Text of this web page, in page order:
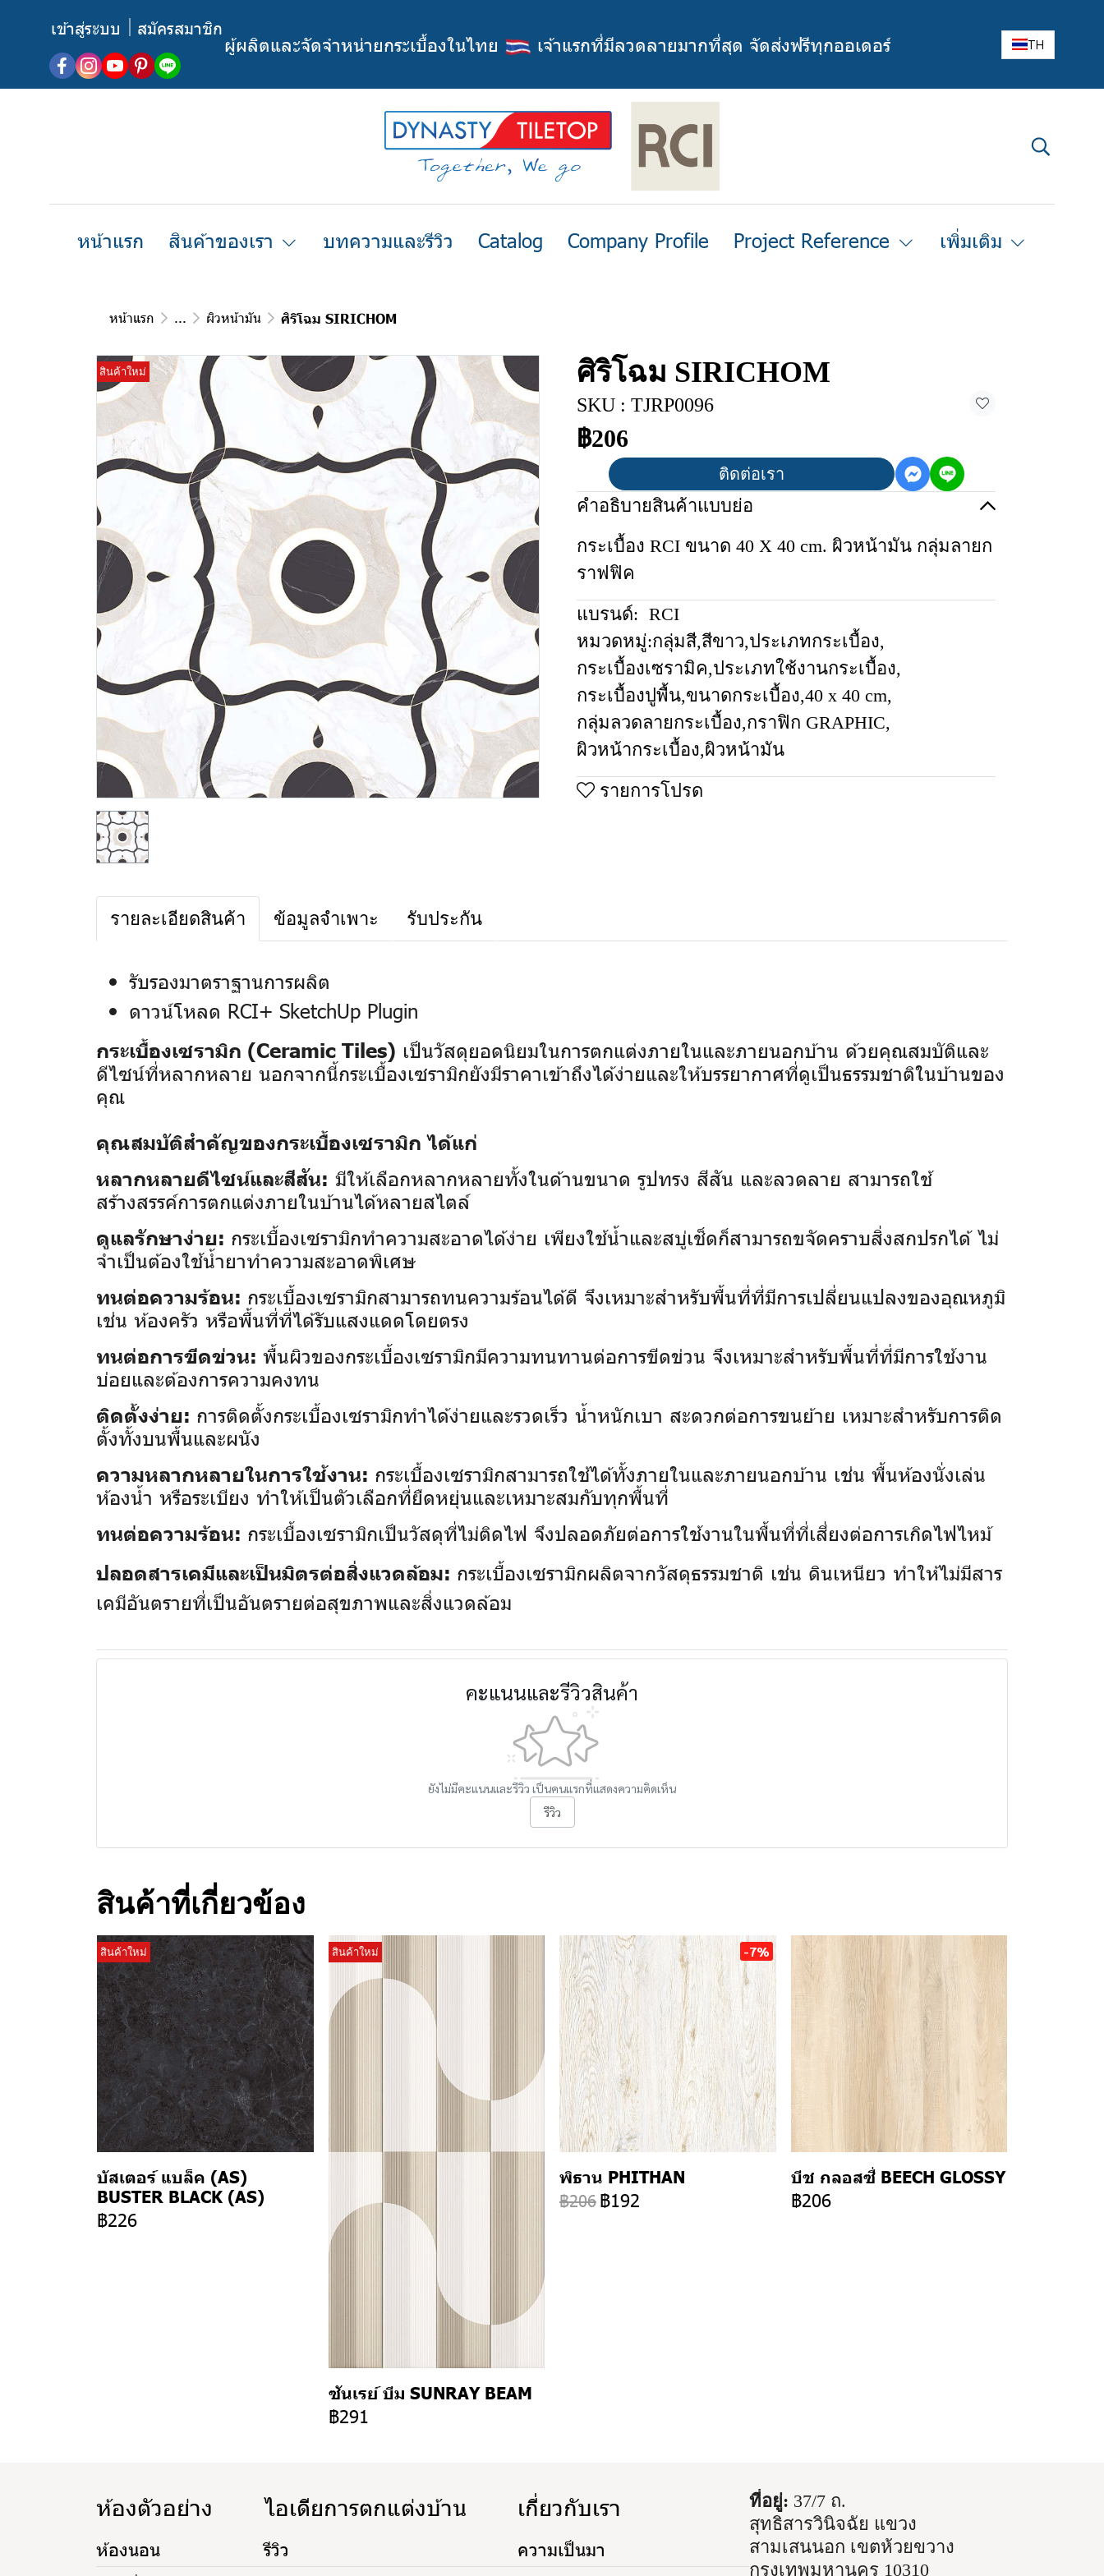
เข้าสู่ระบบ สมัครสมาชิก
ผู้ผลิตและจัดจำหน่ายกระเบื้องในไทย เจ้าแรกที่มีลวดลายมากที่สุด จัดส่งฟรีทุกออเดอร์ TH
หน้าแรก สินค้าของเรา บทความและรีวิว Catalog Company Profile Project Reference เพิ่มเติม
หน้าแรก ... ผิวหน้ามัน ศิริโฉม SIRICHOM
สินค้าใหม่ ศิริโฉม SIRICHOM
SKU : TJRP0096
฿206
ติดต่อเรา
คำอธิบายสินค้าแบบย่อ
กระเบื้อง RCI ขนาด 40 X 40 cm. ผิวหน้ามัน กลุ่มลายก
ราฟฟิค
แบรนด์: RCI
หมวดหมู่:กลุ่มสี,สีขาว,ประเภทกระเบื้อง,
กระเบื้องเซรามิค,ประเภทใช้งานกระเบื้อง,
กระเบื้องปูพื้น,ขนาดกระเบื้อง,40 x 40 cm,
กลุ่มลวดลายกระเบื้อง,กราฟิก GRAPHIC,
ผิวหน้ากระเบื้อง,ผิวหน้ามัน
รายการโปรด
รายละเอียดสินค้า ข้อมูลจำเพาะ รับประกัน
รับรองมาตราฐานการผลิต
ดาวน์โหลด RCI+ SketchUp Plugin
กระเบื้องเซรามิก (Ceramic Tiles) เป็นวัสดุยอดนิยมในการตกแต่งภายในและภายนอกบ้าน ด้วยคุณสมบัติและ
ดีไซน์ที่หลากหลาย นอกจากนี้กระเบื้องเซรามิกยังมีราคาเข้าถึงได้ง่ายและให้บรรยากาศที่ดูเป็นธรรมชาติในบ้านของ
คุณ
คุณสมบัติสำคัญของกระเบื้องเซรามิก ได้แก่
หลากหลายดีไซน์และสีสัน: มีให้เลือกหลากหลายทั้งในด้านขนาด รูปทรง สีสัน และลวดลาย สามารถใช้
สร้างสรรค์การตกแต่งภายในบ้านได้หลายสไตล์
ดูแลรักษาง่าย: กระเบื้องเซรามิกทำความสะอาดได้ง่าย เพียงใช้น้ำและสบู่เช็ดก็สามารถขจัดคราบสิ่งสกปรกได้ ไม่
จำเป็นต้องใช้น้ำยาทำความสะอาดพิเศษ
ทนต่อความร้อน: กระเบื้องเซรามิกสามารถทนความร้อนได้ดี จึงเหมาะสำหรับพื้นที่ที่มีการเปลี่ยนแปลงของอุณหภูมิ
เช่น ห้องครัว หรือพื้นที่ที่ได้รับแสงแดดโดยตรง
ทนต่อการขีดข่วน: พื้นผิวของกระเบื้องเซรามิกมีความทนทานต่อการขีดข่วน จึงเหมาะสำหรับพื้นที่ที่มีการใช้งาน
บ่อยและต้องการความคงทน
ติดตั้งง่าย: การติดตั้งกระเบื้องเซรามิกทำได้ง่ายและรวดเร็ว น้ำหนักเบา สะดวกต่อการขนย้าย เหมาะสำหรับการติด
ตั้งทั้งบนพื้นและผนัง
ความหลากหลายในการใช้งาน: กระเบื้องเซรามิกสามารถใช้ได้ทั้งภายในและภายนอกบ้าน เช่น พื้นห้องนั่งเล่น
ห้องน้ำ หรือระเบียง ทำให้เป็นตัวเลือกที่ยืดหยุ่นและเหมาะสมกับทุกพื้นที่
ทนต่อความร้อน: กระเบื้องเซรามิกเป็นวัสดุที่ไม่ติดไฟ จึงปลอดภัยต่อการใช้งานในพื้นที่ที่เสี่ยงต่อการเกิดไฟไหม้
ปลอดสารเคมีและเป็นมิตรต่อสิ่งแวดล้อม: กระเบื้องเซรามิกผลิตจากวัสดุธรรมชาติ เช่น ดินเหนียว ทำให้ไม่มีสาร
เคมีอันตรายที่เป็นอันตรายต่อสุขภาพและสิ่งแวดล้อม
คะแนนและรีวิวสินค้า
ยังไม่มีคะแนนและรีวิว เป็นคนแรกที่แสดงความคิดเห็น
รีวิว
สินค้าที่เกี่ยวข้อง
สินค้าใหม่
บัสเตอร์ แบล็ค (AS)
BUSTER BLACK (AS)
฿226
สินค้าใหม่
ซันเรย์ บีม SUNRAY BEAM
฿291
-7%
พิธาน PHITHAN
฿206฿192
บีช กลอสซี่ BEECH GLOSSY
฿206
ห้องตัวอย่าง
ห้องนอน
ไอเดียการตกแต่งบ้าน
รีวิว
เกี่ยวกับเรา
ความเป็นมา
ที่อยู่: 37/7 ถ.
สุทธิสารวินิจฉัย แขวง
สามเสนนอก เขตห้วยขวาง
กรุงเทพมหานคร 10310